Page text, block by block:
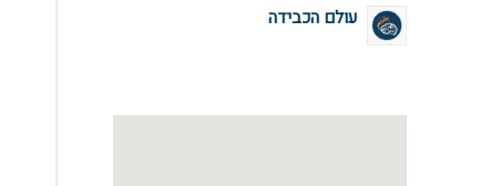
עולם הכבידה